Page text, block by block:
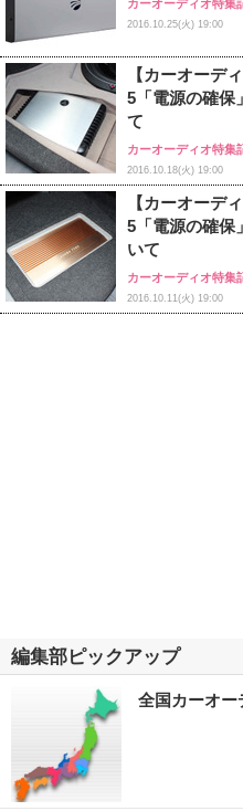
カーオーディオ特集
2016.10.25(火) 19:00
【カーオーデ
5「電源の確保
て
カーオーディオ特集
2016.10.18(火) 19:00
【カーオーデ
5「電源の確保
いて
カーオーディオ特集
2016.10.11(火) 19:00
編集部ピックアップ
全国カーオー